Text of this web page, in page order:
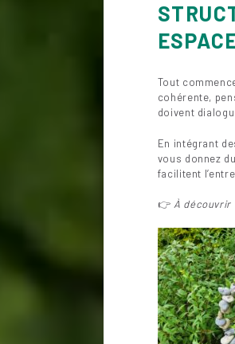
Tout
cohérente,
doivent
En intégrant
vous donnez
facilitent
👉 À découvrir